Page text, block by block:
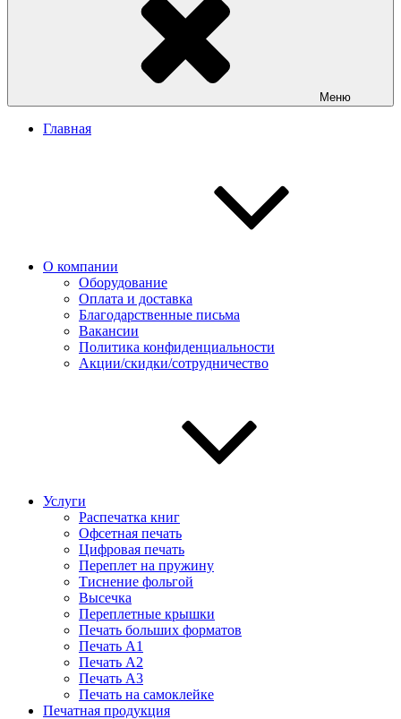
Меню
Главная
О компании
Оборудование
Оплата и доставка
Благодарственные письма
Вакансии
Политика конфиденциальности
Акции/скидки/сотрудничество
Услуги
Распечатка книг
Офсетная печать
Цифровая печать
Переплет на пружину
Тиснение фольгой
Высечка
Переплетные крышки
Печать больших форматов
Печать А1
Печать А2
Печать А3
Печать на самоклейке
Печатная продукция